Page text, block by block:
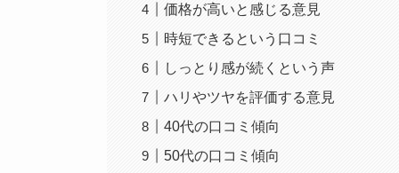
価格が高いと感じる意見
時短できるという口コミ
しっとり感が続くという声
ハリやツヤを評価する意見
40代の口コミ傾向
50代の口コミ傾向